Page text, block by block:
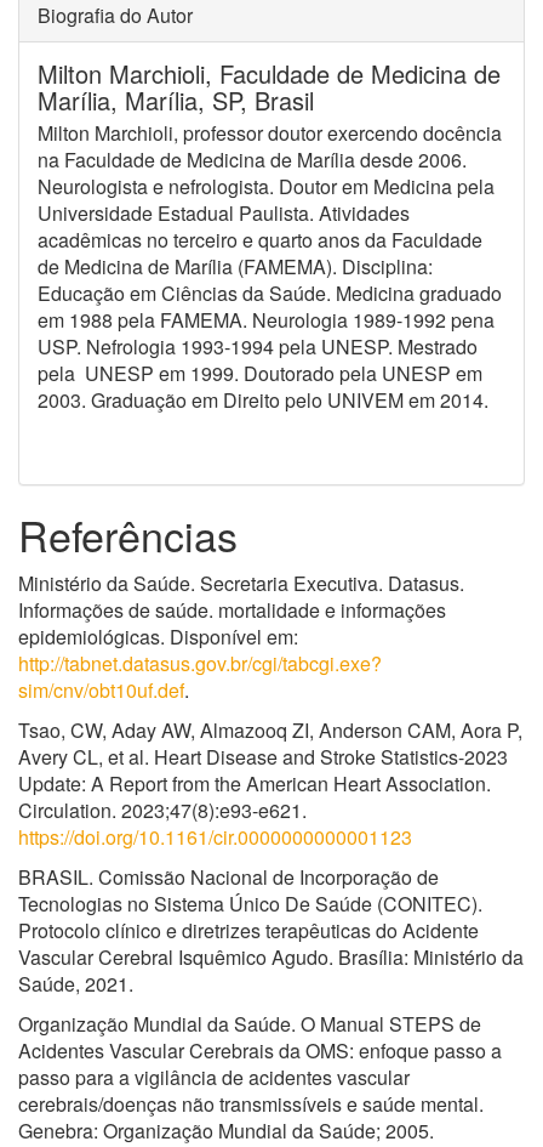
Biografia do Autor
Milton Marchioli, Faculdade de Medicina de
Marília, Marília, SP, Brasil
Milton Marchioli, professor doutor exercendo docência
na Faculdade de Medicina de Marília desde 2006.
Neurologista e nefrologista. Doutor em Medicina pela
Universidade Estadual Paulista. Atividades
acadêmicas no terceiro e quarto anos da Faculdade
de Medicina de Marília (FAMEMA). Disciplina:
Educação em Ciências da Saúde. Medicina graduado
em 1988 pela FAMEMA. Neurologia 1989-1992 pena
USP. Nefrologia 1993-1994 pela UNESP. Mestrado
pela UNESP em 1999. Doutorado pela UNESP em
2003. Graduação em Direito pelo UNIVEM em 2014.
Referências
Ministério da Saúde. Secretaria Executiva. Datasus.
Informações de saúde. mortalidade e informações
epidemiológicas. Disponível em:
http://tabnet.datasus.gov.br/cgi/tabcgi.exe?
sim/cnv/obt10uf.def.
Tsao, CW, Aday AW, Almazooq ZI, Anderson CAM, Aora P,
Avery CL, et al. Heart Disease and Stroke Statistics-2023
Update: A Report from the American Heart Association.
Circulation. 2023;47(8):e93-e621.
https://doi.org/10.1161/cir.0000000000001123
BRASIL. Comissão Nacional de Incorporação de
Tecnologias no Sistema Único De Saúde (CONITEC).
Protocolo clínico e diretrizes terapêuticas do Acidente
Vascular Cerebral Isquêmico Agudo. Brasília: Ministério da
Saúde, 2021.
Organização Mundial da Saúde. O Manual STEPS de
Acidentes Vascular Cerebrais da OMS: enfoque passo a
passo para a vigilância de acidentes vascular
cerebrais/doenças não transmissíveis e saúde mental.
Genebra: Organização Mundial da Saúde; 2005.